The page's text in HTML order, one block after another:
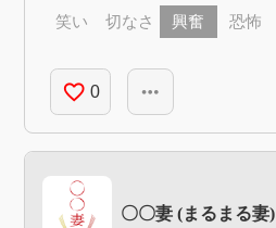
笑い 切なさ 興奮 恐怖
favorite_border 0 more_horiz
〇〇妻 (まるまる妻)